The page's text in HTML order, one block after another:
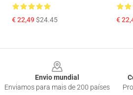
€ 22,49$24.45 €
Envio mundial
Enviamos para mais de 200 países